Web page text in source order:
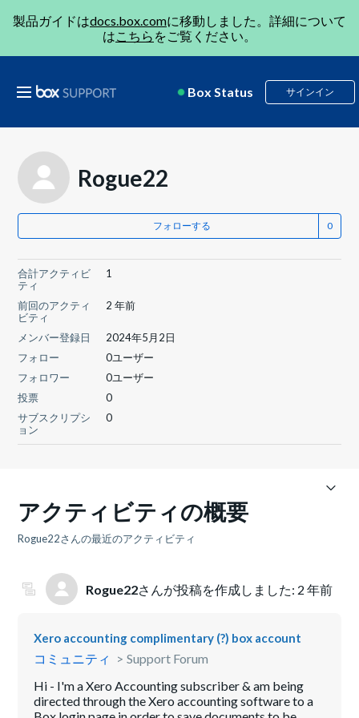
製品ガイドはdocs.box.comに移動しました。詳細について
はこちら をご覧ください。
Box Status サインイン
Rogue22
フォローする
合計アクティビ
ティ
1
前回のアクティ
ビティ
2 年前
メンバー登録日
2024年5月2日
フォロー
0ユーザー
フォロワー
0ユーザー
投票
0
サブスクリプシ
ョン
0
アクティビティの概要
Rogue22さんの最近のアクティビティ
Rogue22さんが投稿を作成しました: 2 年前
Xero accounting complimentary (?) box account
コミュニティ
Support Forum
Hi - I'm a Xero Accounting subscriber & am being
directed through the Xero accounting software to a